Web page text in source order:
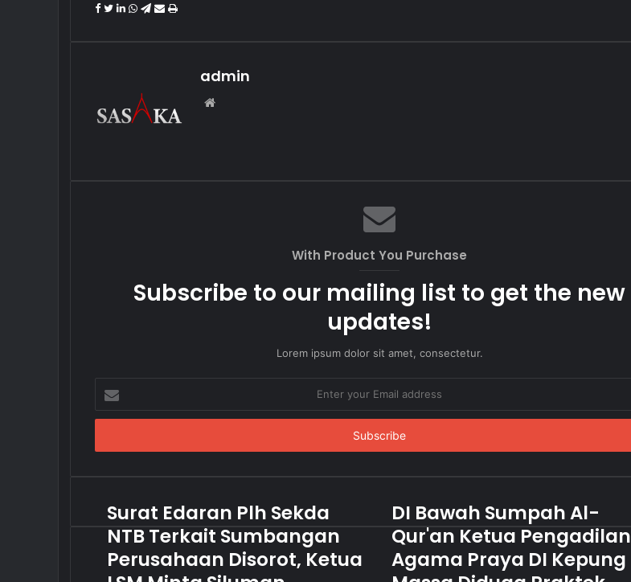
Facebook
Twitter
LinkedIn
WhatsApp
Telegram
Share
Print
admin
Website
With Product You Purchase
Subscribe to our mailing list to get the new
updates!
Lorem ipsum dolor sit amet, consectetur.
your
Email
Surat Edaran Plh Sekda
NTB Terkait Sumbangan
Perusahaan Disorot, Ketua
DI Bawah Sumpah Al-
Qur'an Ketua Pengadilan
Agama Praya DI Kepung